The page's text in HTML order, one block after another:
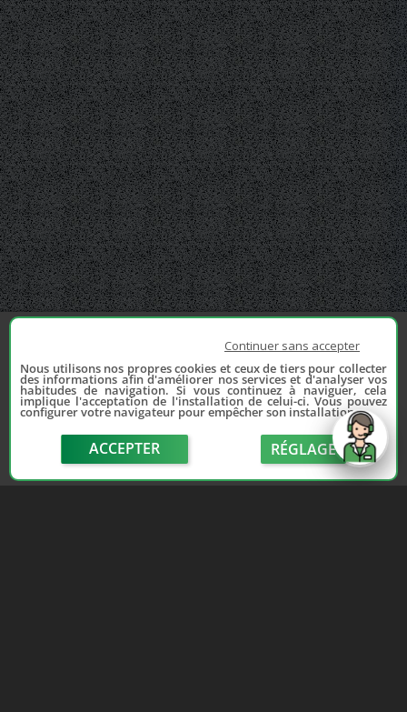
Continuer sans accepter
Nous utilisons nos propres cookies et ceux de tiers pour collecter
des informations afin d'améliorer nos services et d'analyser vos
habitudes de navigation. Si vous continuez à naviguer, cela
implique l'acceptation de l'installation de celui-ci. Vous pouvez
configurer votre navigateur pour empêcher son installation.
ACCEPTER RÉGLAGE